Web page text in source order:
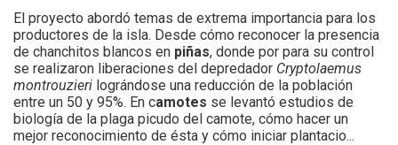
El proyecto abordó temas de extrema importancia para los
productores de la isla. Desde cómo reconocer la presencia
de chanchitos blancos en piñas, donde por para su control
se realizaron liberaciones del depredador Cryptolaemus
montrouzieri lográndose una reducción de la población
entre un 50 y 95%. En camotes se levantó estudios de
biología de la plaga picudo del camote, cómo hacer un
mejor reconocimiento de ésta y cómo iniciar plantacio...